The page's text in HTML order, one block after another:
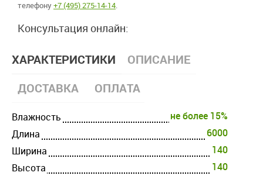
телефону+7 (495) 275-14-14.
Консультация онлайн:
ХАРАКТЕРИСТИКИ
ОПИСАНИЕ
ДОСТАВКА
ОПЛАТА
Влажность
не более 15%
Длина
6000
Ширина
140
Высота
140